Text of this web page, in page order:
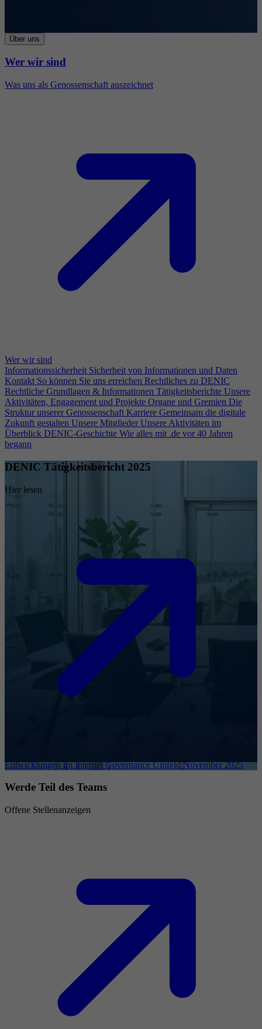
Über uns
Wer wir sind
Was uns als Genossenschaft auszeichnet
Wer wir sind
Informationssicherheit Sicherheit von Informationen und Daten
Kontakt So können Sie uns erreichen Rechtliches zu DENIC
Rechtliche Grundlagen & Informationen Tätigkeitsberichte Unsere
Aktivitäten, Engagement und Projekte Organe und Gremien Die
Struktur unserer Genossenschaft Karriere Gemeinsam die digitale
Zukunft gestalten Unsere Mitglieder Unsere Aktivitäten im
Überblick DENIC-Geschichte Wie alles mit .de vor 40 Jahren
begann
DENIC Tätigkeitsbericht 2025
Hier lesen
Entwicklungen im Internet Governance Umfeld November 2025
Werde Teil des Teams
Offene Stellenanzeigen